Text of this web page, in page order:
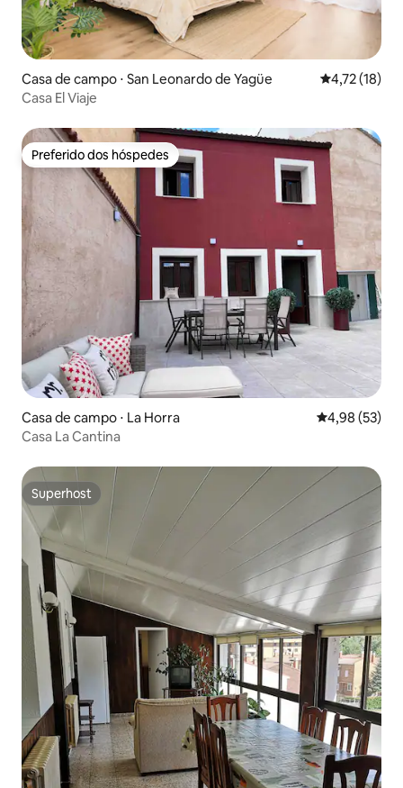
Casa de campo ⋅ San Leonardo de Yagüe 4,72 de uma
4,72 (18)
Casa El Viaje
Preferido dos hóspedes
Preferido dos hóspedes
Casa de campo ⋅ La Horra 4,98 de uma
4,98 (53)
Casa La Cantina
Superhost
Superhost